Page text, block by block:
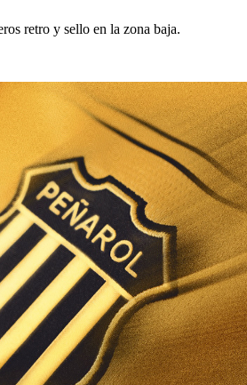
retro y sello en la zona baja.